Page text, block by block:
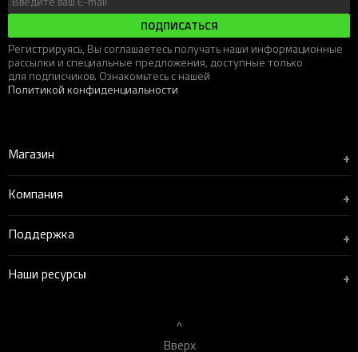
ПОДПИСАТЬСЯ
Регистрируясь, Вы соглашаетесь получать наши информационные
рассылки и специальные предложения, доступные только
для подписчиков. Ознакомьтесь с нашей
Политикой конфиденциальности
Магазин +
Компания +
Поддержка +
Наши ресурсы +
Вверх